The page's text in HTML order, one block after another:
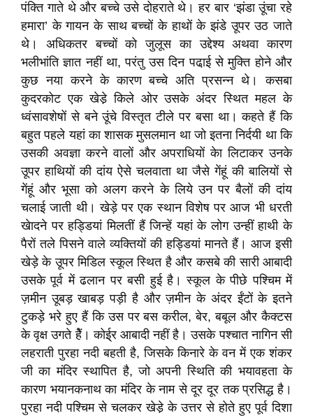
पंक्ति गाते थे और बच्चे उसे दोहराते थे। हर बार ‘झंडा उूंचा रहे
हमारा’ के गायन के साथ बच्चों के हाथों के झंडे उूपर उठ जाते
थे। अधिकतर बच्चों को जुलूस का उद्देश्य अथवा कारण
भलीभांति ज्ञात नहीं था, परंतु उस दिन पढा़ई से मुक्ति होने और
कुछ नया करने के कारण बच्चे अति प्रसन्न थे। कसबा
कुदरकोट एक खेडे़ किले ओर उसके अंदर स्थित महल के
ध्वंसावशेषों से बने उूंचे विस्तृत टीले पर बसा था। कहते हैं कि
बहुत पहले यहां का शासक मुसलमान था जो इतना निर्दयी था कि
उसकी अवज्ञा करने वालों और अपराधियों केा लिटाकर उनके
उूपर हाथियों की दांय ऐसे चलवाता था जैसे गेंहूं की बालियों से
गेंहूं और भूसा को अलग करने के लिये उन पर बैलों की दांय
चलाई जाती थी। खेड़े पर एक स्थान विशेष पर आज भी धरती
खेादने पर हड्डियां मिलतीं हैं जिन्हें यहां के लोग उन्हीं हाथी के
पैरों तले पिसने वाले व्यक्तियों की हड्डियां मानते हैं। आज इसी
खेड़े के उूपर मिडिल स्कूल स्थित है और कसबे की सारी आबादी
उसके पूर्व में ढलान पर बसी हुई है। स्कूल के पीछे पश्चिम में
ज़मीन उूबड़ खाबड़ पड़ी है और ज़मीन के अंदर ईंटों के इतने
टुकड़े भरे हुए हैं कि उस पर बस करील, बेर, बबूल और कैक्टस
के वृक्ष उगते हेैं। कोई्र आबादी नहीं है। उसके पश्चात नागिन सी
लहराती पुरहा नदी बहती है, जिसके किनारे के वन में एक शंकर
जी का मंदिर स्थापित है, जो अपनी स्थिति की भयावहता के
कारण भयानकनाथ का मंदिर के नाम से दूर दूर तक प्रसिद्ध है।
पुरहा नदी पश्चिम से चलकर खेडे़ के उत्तर से होते हुए पूर्व दिशा